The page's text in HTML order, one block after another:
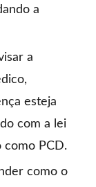
a
a
esteja
com a lei
como PCD.
como o